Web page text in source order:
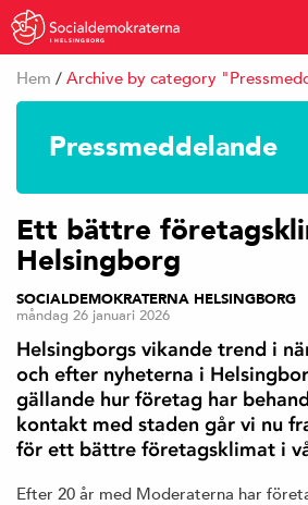
I HELSINGBORG
Hem / Archive by category
Pressmeddelande
Ett bättre
Helsingborg
SOCIALDEMOKRATERNA HELSINGBORG
måndag 26 januari 2026
Helsingborgs vikande trend i
och efter nyheterna i
gällande hur företag har
kontakt med staden går vi nu
för ett bättre företagsklimat i
Efter 20 år med Moderaterna har